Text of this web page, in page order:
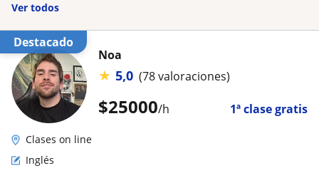
Ver todos
Destacado
$25000/h 1ª clase gratis
Noa
★ 5,0 (78 valoraciones)
Clases on line
Inglés